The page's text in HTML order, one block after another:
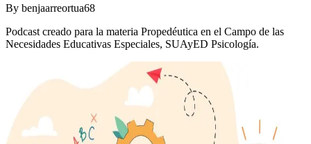
By benjaarreortua68
Podcast creado para la materia Propedéutica en el Campo de las
Necesidades Educativas Especiales, SUAyED Psicología.